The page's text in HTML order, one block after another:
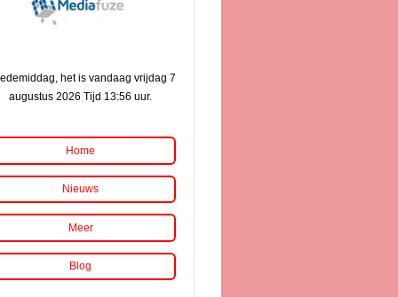
het is vandaag vrijdag 7
augustus 2026 Tijd 13:56 uur.
Home
Nieuws
Meer
Blog